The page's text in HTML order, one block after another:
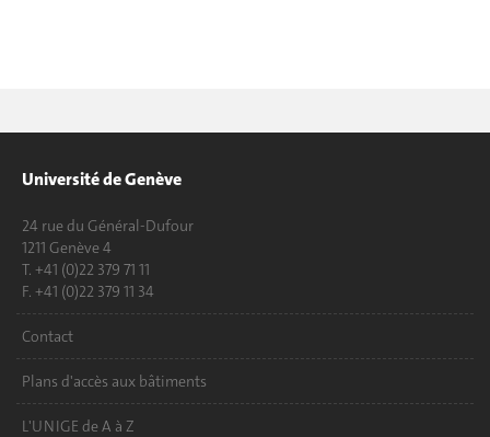
Université de Genève
24 rue du Général-Dufour
1211 Genève 4
T. +41 (0)22 379 71 11
F. +41 (0)22 379 11 34
Contact
Plans d'accès aux bâtiments
L'UNIGE de A à Z